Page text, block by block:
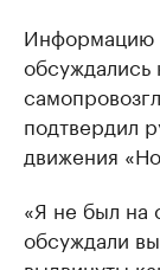
Информацию
обсуждались
подтвердил
движения
«Я не был на
обсуждали